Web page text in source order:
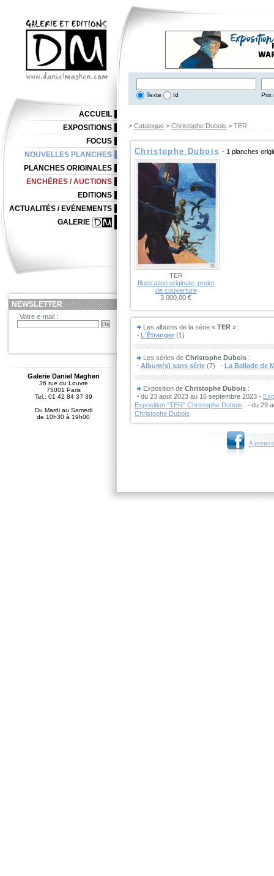
Texte Id Prix
> Catalogue > Christophe Dubois > TER
Christophe Dubois - 1 planches
TER
Illustration originale, projet
de couverture
3 000,00 €
Les albums de la série « TER » :
L'Étranger (1)
Les séries de Christophe Dubois :
Album(s) sans série (7) La Ballade de
Exposition de Christophe Dubois :
du 23 aout 2023 au 16 septembre 2023 -
Exposition "TER" Christophe Dubois
du 29
Christophe Dubois
A
ACCUEIL
EXPOSITIONS
FOCUS
NOUVELLES PLANCHES
PLANCHES ORIGINALES
ENCHÈRES / AUCTIONS
EDITIONS
ACTUALITÉS / EVÉNEMENTS
GALERIE
NEWSLETTER
Votre e-mail :
Galerie Daniel Maghen
36 rue du Louvre
75001 Paris
Tel.: 01 42 84 37 39
Du Mardi au Samedi
de 10h30 à 19h00